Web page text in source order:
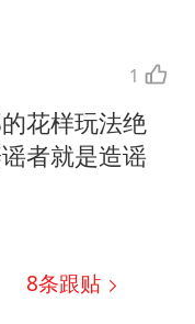
1
花样玩法绝
者就是造谣
8条跟贴